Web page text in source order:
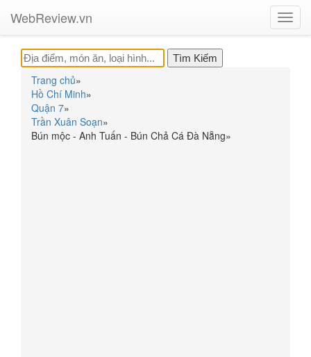
WebReview.vn
Trang chủ»
Hồ Chí Minh»
Quận 7»
Trần Xuân Soạn»
Bún mộc - Anh Tuấn - Bún Chả Cá Đà Nẵng»